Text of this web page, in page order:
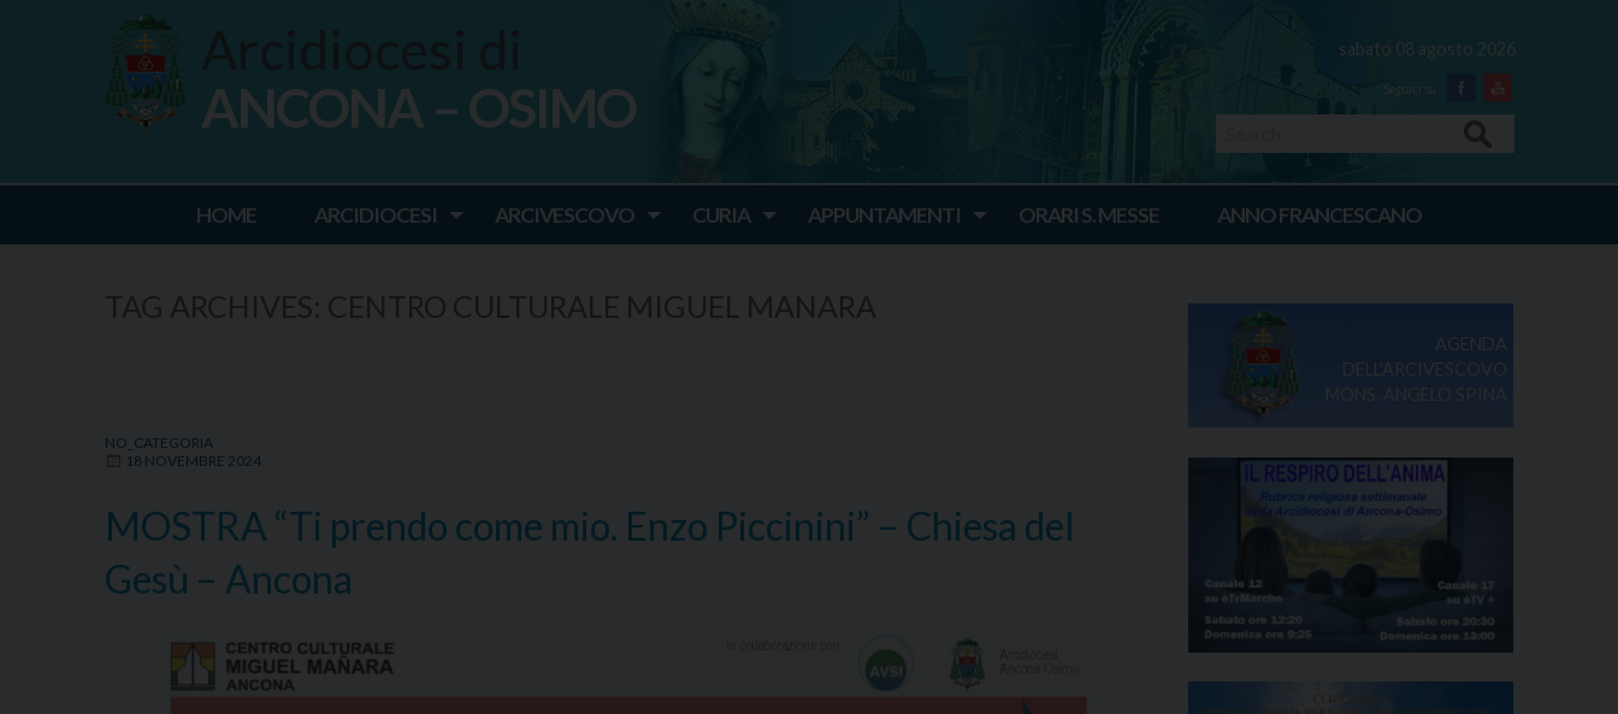
sabato 08 agosto 2026
Facebook
Youtube
Ancona Osimo
ANCONA – OSIMO
HOME ARCIDIOCESI ARCIVESCOVO CURIA APPUNTAMENTI ORARI S. MESSE ANNO FRANCESCANO
NO_CATEGORIA
18 NOVEMBRE 2024
MOSTRA “Ti prendo come mio. Enzo Piccinini” – Chiesa del
Gesù – Ancona
AGENDA
DELL'ARCIVESCOVO